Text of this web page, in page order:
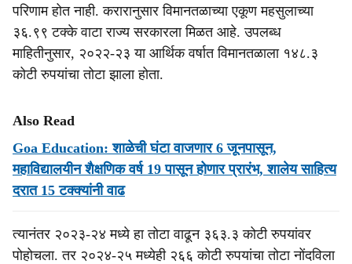
परिणाम होत नाही. करारानुसार विमानतळाच्या एकूण महसुलाच्या
३६.९९ टक्के वाटा राज्य सरकारला मिळत आहे. उपलब्ध
माहितीनुसार, २०२२-२३ या आर्थिक वर्षात विमानतळाला १४८.३
कोटी रुपयांचा तोटा झाला होता.
Also Read
Goa Education: शाळेची घंटा वाजणार 6 जूनपासून,
महाविद्यालयीन शैक्षणिक वर्ष 19 पासून होणार प्रारंभ, शालेय साहित्य
दरात 15 टक्क्यांनी वाढ
त्यानंतर २०२३-२४ मध्ये हा तोटा वाढून ३६३.३ कोटी रुपयांवर
पोहोचला. तर २०२४-२५ मध्येही २६६ कोटी रुपयांचा तोटा नोंदविला